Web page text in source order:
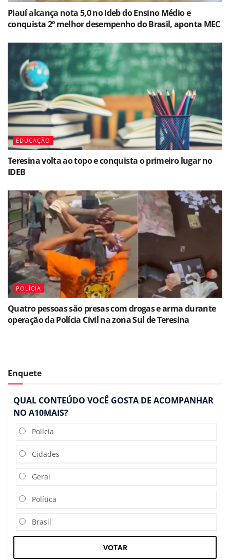
Piauí alcança nota 5,0 no Ideb do Ensino Médio e
conquista 2º melhor desempenho do Brasil, aponta MEC
EDUCAÇÃO
Teresina volta ao topo e conquista o primeiro lugar no
IDEB
POLÍCIA
Quatro pessoas são presas com drogas e arma durante
operação da Polícia Civil na zona Sul de Teresina
Enquete
QUAL CONTEÚDO VOCÊ GOSTA DE ACOMPANHAR
NO A10MAIS?
Polícia
Cidades
Geral
Política
Brasil
VOTAR